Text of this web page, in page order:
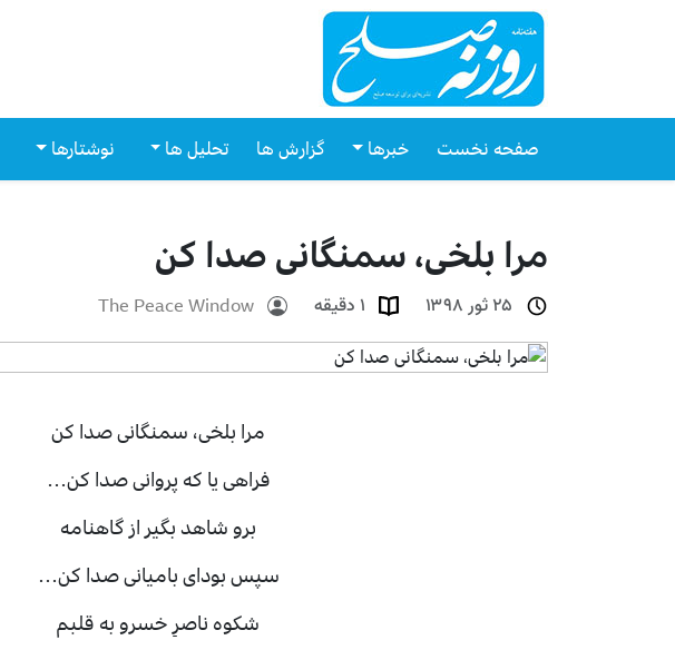
صفحه نخست خبرها گزارش ها تحلیل ها نوشتارها
مرا بلخی، سمنگانی صدا کن
۲۵ ثور ۱۳۹۸ ۱ دقیقه The Peace Window
مرا بلخی، سمنگانی صدا کن
فراهی یا که پروانی صدا کن…
برو شاهد بگیر از گاهنامه
سپس بودای بامیانی صدا کن…
شکوه ناصرِ خسرو به قلبم